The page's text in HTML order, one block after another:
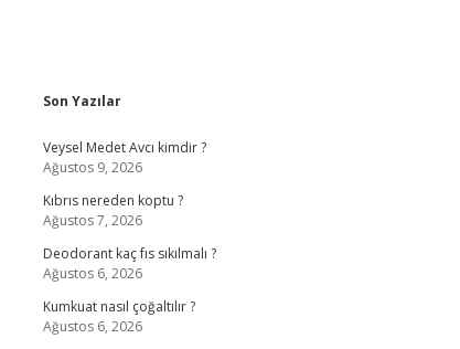
Sidebar
Son Yazılar
Veysel Medet Avcı kimdir ?
Ağustos 9, 2026
Kıbrıs nereden koptu ?
Ağustos 7, 2026
Deodorant kaç fıs sıkılmalı ?
Ağustos 6, 2026
Kumkuat nasıl çoğaltılır ?
Ağustos 6, 2026